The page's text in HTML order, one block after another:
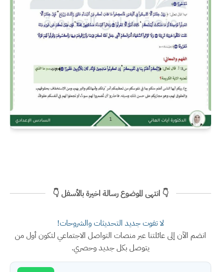
👇 انتهى الموضوع رسالة اخيرة بالأسفل 👇
لا تفوت جديد التحديثات والشروحات!
انضم الآن إلى عائلتنا عبر منصات التواصل الاجتماعي لتكون أول من
يتوصل بكل جديد وحصري.